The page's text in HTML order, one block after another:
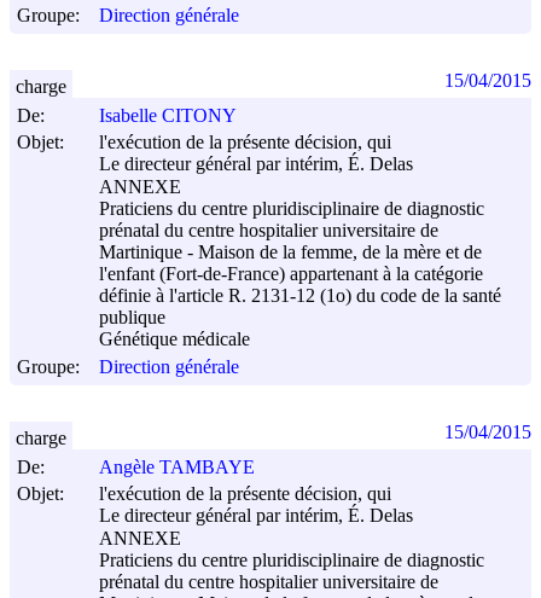
Groupe:
Direction générale
De:
Isabelle CITONY
Objet:
l'exécution de la présente décision, qui
Le directeur général par intérim, É. Delas
ANNEXE
Praticiens du centre pluridisciplinaire de diagnostic
prénatal du centre hospitalier universitaire de
Martinique - Maison de la femme, de la mère et de
l'enfant (Fort-de-France) appartenant à la catégorie
définie à l'article R. 2131-12 (1o) du code de la santé
publique
Génétique médicale
Groupe:
Direction générale
charge 15/04/2015
De:
Angèle TAMBAYE
Objet:
l'exécution de la présente décision, qui
Le directeur général par intérim, É. Delas
ANNEXE
Praticiens du centre pluridisciplinaire de diagnostic
prénatal du centre hospitalier universitaire de
charge 15/04/2015